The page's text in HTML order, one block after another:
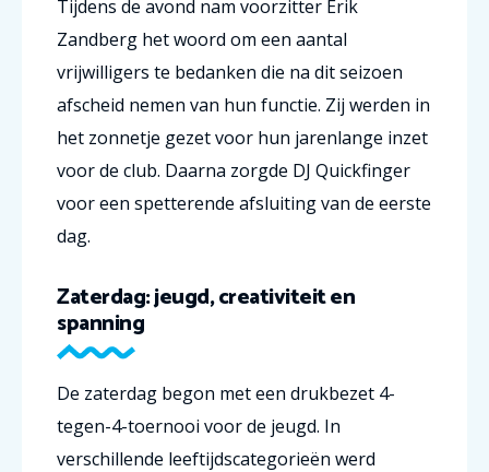
Tijdens de avond nam voorzitter Erik
Zandberg het woord om een aantal
vrijwilligers te bedanken die na dit seizoen
afscheid nemen van hun functie. Zij werden in
het zonnetje gezet voor hun jarenlange inzet
voor de club. Daarna zorgde DJ Quickfinger
voor een spetterende afsluiting van de eerste
dag.
Zaterdag: jeugd, creativiteit en
spanning
De zaterdag begon met een drukbezet 4-
tegen-4-toernooi voor de jeugd. In
verschillende leeftijdscategorieën werd